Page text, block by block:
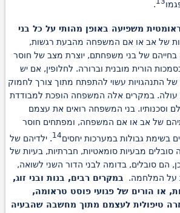
.
משפיעה באופן מהותי על כל בני
של אב או אם המשפחה מהבעת רגשות,
של בני משפחתם, יוצרת מצב של חוסר
הורית מובנית וברורה. לחלופין, אם יש
של התנהגויות עשוי להתפתח מתוך צורך לחמוק
עולה. במקרים אלה המשפחה הופכת למבודדת
וסכנותיו. בני המשפחה רואים את עצמם
של אב או אם המשפחה, ומפתחים חוסר
בשימת גבולות במערכות יחסים14. ילדיהם של
סובלים מבעיות סומאטיות, חברתיות, בעיות של
כן, הם סובלים, בדומה לבני הדור השני לשואה,
על המלחמה.
במקרים רבים, בנות ובני זוג,
או הורים של פגועי פוסט טראומה,
טיפולית לעצמם מתוך מחשבה שהבעיה